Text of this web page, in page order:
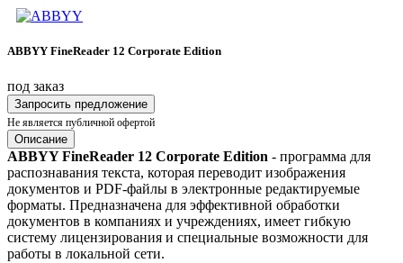
ABBYY FineReader 12 Corporate Edition
под заказ
Запросить предложение
Не является публичной офертой
Описание
ABBYY FineReader 12 Corporate Edition - программа для
распознавания текста, которая переводит изображения
документов и PDF-файлы в электронные редактируемые
форматы. Предназначена для эффективной обработки
документов в компаниях и учреждениях, имеет гибкую
систему лицензирования и специальные возможности для
работы в локальной сети.